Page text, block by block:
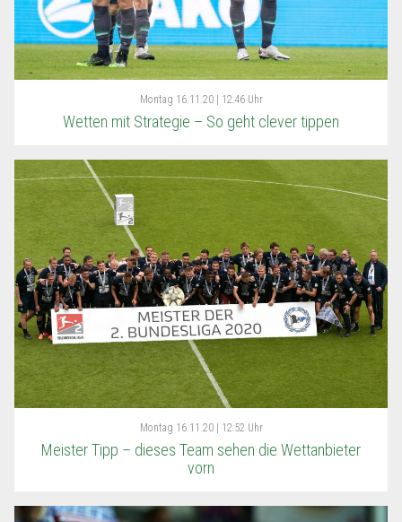
Montag 16.11.20 | 12:46 Uhr
Wetten mit Strategie – So geht clever tippen
Montag 16.11.20 | 12:52 Uhr
Meister Tipp – dieses Team sehen die Wettanbieter
vorn